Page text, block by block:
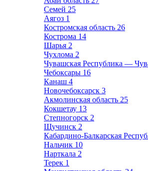
Семей 25
Аягоз 1
Костромская область 26
Кострома 14
Шарья 2
Чухлома 2
Чувашская Республика —
Чебоксары 16
Канаш 4
Новочебоксарск 3
Акмолинская область 25
Кокшетау 13
Степногорск 2
Щучинск 2
Кабардино-Балкарская
Нальчик 10
Нарткала 2
Терек 1